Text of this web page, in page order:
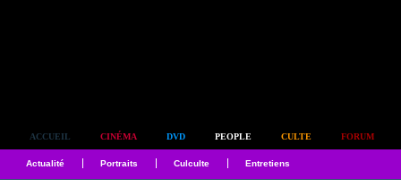
ACCUEIL CINÉMA DVD PEOPLE CULTE FORUM
Actualité Portraits Culculte Entretiens